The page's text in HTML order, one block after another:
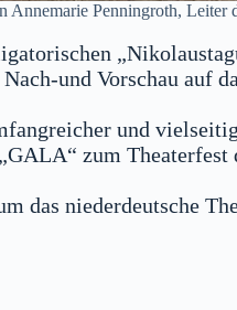
Annemarie Penningroth, Leiter
und Vorschau auf
und
zum
das niederdeutsche